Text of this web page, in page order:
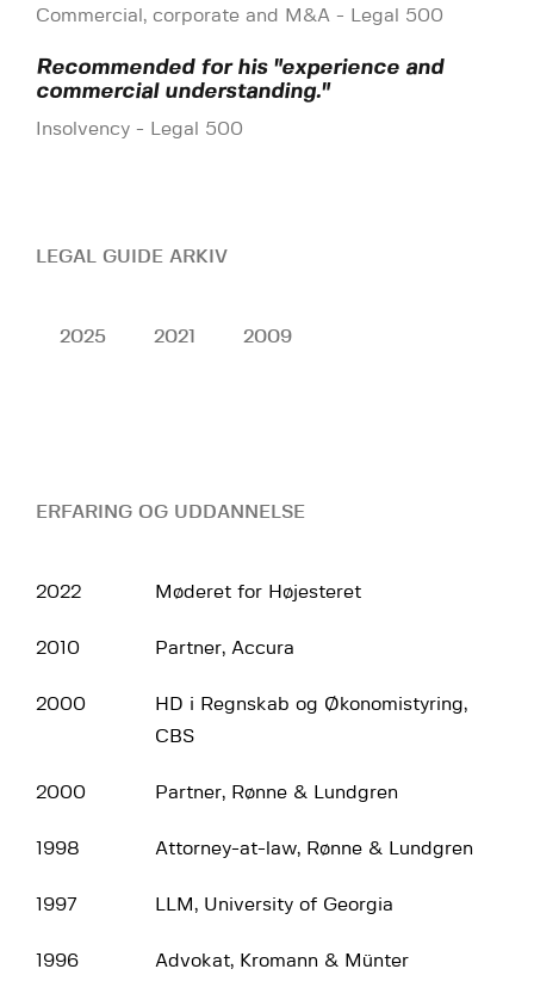
Commercial, corporate and M&A - Legal 500
Recommended for his "experience and
commercial understanding."
Insolvency - Legal 500
LEGAL GUIDE ARKIV
2025 2021 2009
ERFARING OG UDDANNELSE
2022 Møderet for Højesteret
2010 Partner, Accura
2000
HD i Regnskab og Økonomistyring,
CBS
2000 Partner, Rønne & Lundgren
1998 Attorney-at-law, Rønne & Lundgren
1997 LLM, University of Georgia
1996 Advokat, Kromann & Münter